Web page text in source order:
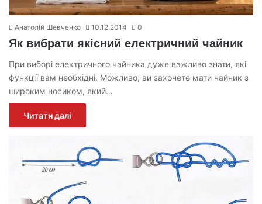
Анатолій Шевченко 10.12.2014 0
Як вибрати якісний електричний чайник
При виборі електричного чайника дуже важливо знати, які
функції вам необхідні. Можливо, ви захочете мати чайник з
широким носиком, який…
Читати далі